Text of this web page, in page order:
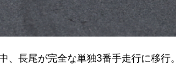
、長尾が完全な単独3番手走行に移行。